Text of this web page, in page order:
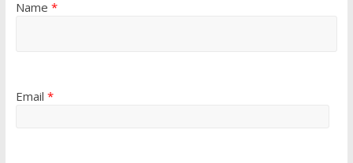
Name *
Email *